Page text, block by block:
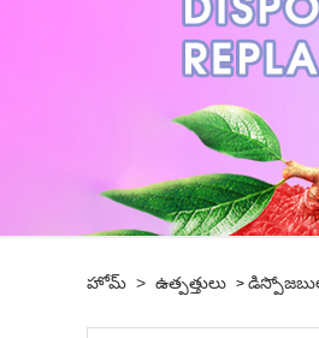
హోమ్ > ఉత్పత్తులు >